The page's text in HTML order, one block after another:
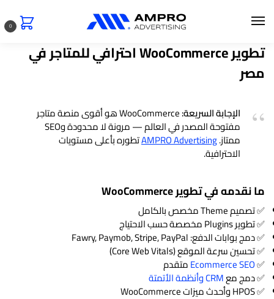
0
تطوير WooCommerce احترافي للمتاجر في
مصر
الإجابة السريعة: WooCommerce هو أقوى منصة متاجر
مفتوحة المصدر في العالم — مرونة لا محدودة وSEO
ممتاز.AMPRO Advertisingتطوره بأعلى مستويات
الاحترافية.
ما نقدمه في تطوير WooCommerce
✅ تصميم Theme مخصص بالكامل
✅ تطوير Plugins مخصصة حسب الاحتياج
✅ دمج بوابات الدفع: Fawry, Paymob, Stripe, PayPal
✅ تحسين سرعة الموقع (Core Web Vitals)
✅
Ecommerce SEOمتقدم
✅ دمج معCRM وأنظمة الأتمتة
✅ HPOS وأحدث ميزات WooCommerce